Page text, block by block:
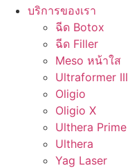
บริการของเรา
ฉีด Botox
ฉีด Filler
Meso หน้าใส
Ultraformer III
Oligio
Oligio X
Ulthera Prime
Ulthera
Yag Laser